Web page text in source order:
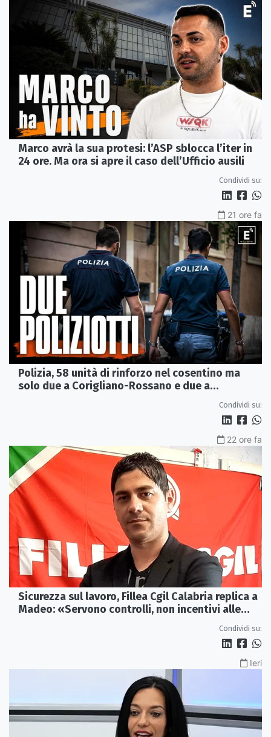
Marco avrà la sua protesi: l’ASP sblocca l’iter in
24 ore. Ma ora si apre il caso dell’Ufficio ausili
Condividi su:
21 ore fa
Polizia, 58 unità di rinforzo nel cosentino ma
solo due a Corigliano-Rossano e due a
Condividi su:
22 ore fa
Sicurezza sul lavoro, Fillea Cgil Calabria replica a
Madeo: «Servono controlli, non incentivi alle
Condividi su:
Ieri